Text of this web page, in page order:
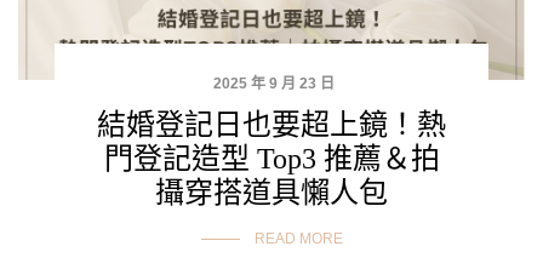
2025 年 9 月 23 日
結婚登記日也要超上鏡！熱
門登記造型 Top3 推薦＆拍
攝穿搭道具懶人包
READ MORE